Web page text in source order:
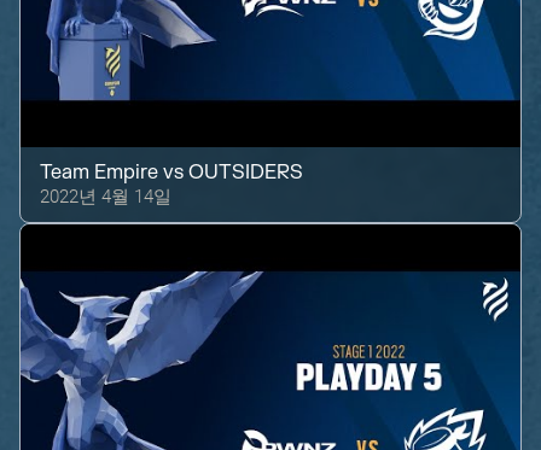
Team Empire vsOUTSIDERS
2022년 4월 14일